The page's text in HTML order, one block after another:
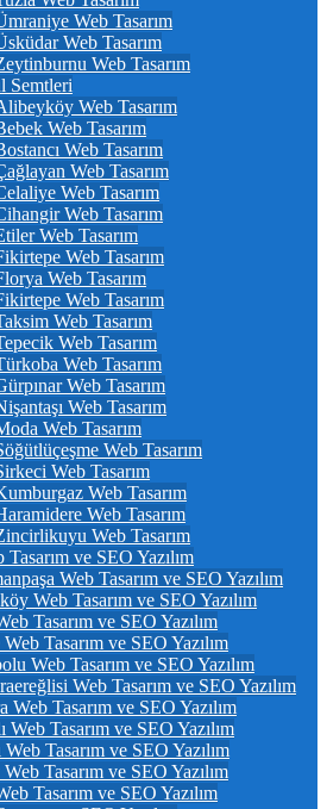
Web Tasarım
Web Tasarım
Web Tasarım
Semtleri
Web Tasarım
Web Tasarım
Web Tasarım
Web Tasarım
Web Tasarım
Web Tasarım
Web Tasarım
Web Tasarım
Web Tasarım
Web Tasarım
Web Tasarım
Web Tasarım
Web Tasarım
Web Tasarım
Web Tasarım
Web Tasarım
Web Tasarım
Web Tasarım
Web Tasarım
Web Tasarım
Web Tasarım
ve SEO Yazılım
Web Tasarım ve SEO Yazılım
Web Tasarım ve SEO Yazılım
Tasarım ve SEO Yazılım
Tasarım ve SEO Yazılım
Web Tasarım ve SEO Yazılım
Web Tasarım ve SEO Yazılım
Web Tasarım ve SEO Yazılım
Web Tasarım ve SEO Yazılım
Tasarım ve SEO Yazılım
Tasarım ve SEO Yazılım
Tasarım ve SEO Yazılım